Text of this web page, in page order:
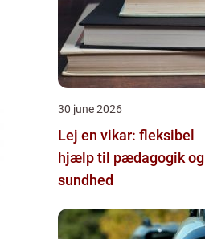
30 june 2026
Lej en vikar: fleksibel
hjælp til pædagogik og
sundhed